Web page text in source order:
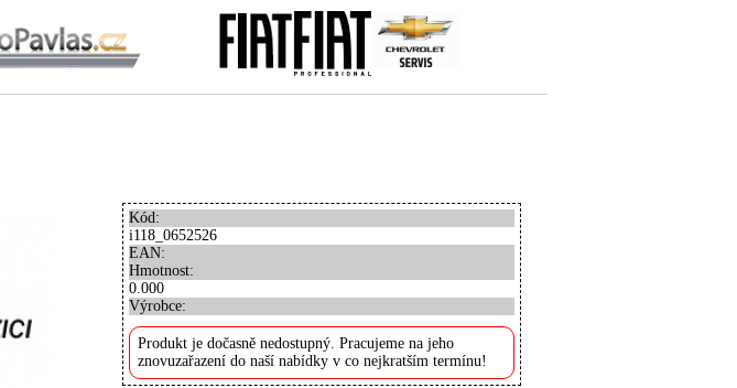
Kód:
i118_0652526
EAN:
Hmotnost:
0.000
Výrobce:
Produkt je dočasně nedostupný. Pracujeme na jeho
znovuzařazení do naší nabídky v co nejkratším termínu!